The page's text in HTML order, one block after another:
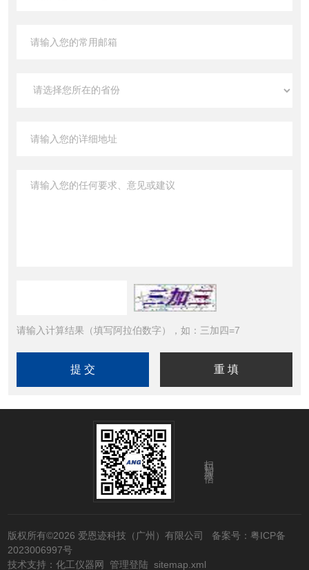
请输入计算结果（填写阿拉伯数字），如：三加四=7
扫码加微信
版权所有©2026 爱恩迹科技（广州）有限公司 备案号：粤ICP备
2023006997号
技术支持：化工仪器网 管理登陆 sitemap.xml